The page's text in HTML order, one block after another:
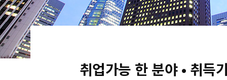
취업가능 한 분야 • 취득